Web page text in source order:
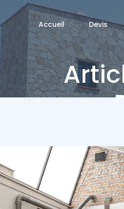
Accueil Devis